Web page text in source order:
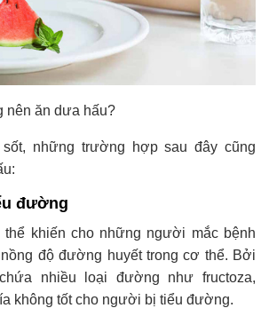
nên ăn dưa hấu?
những trường hợp sau đây cũng
đường
khiến cho những người mắc bệnh
độ đường huyết trong cơ thể. Bởi
nhiều loại đường như fructoza,
không tốt cho người bị tiểu đường.